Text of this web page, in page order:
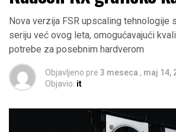
Nova verzija FSR upscaling tehnologije
seriju već ovog leta, omogućavajući
potrebe za posebnim hardverom
Objavljeno pre 3 meseca , maj 14,
Objavio: it